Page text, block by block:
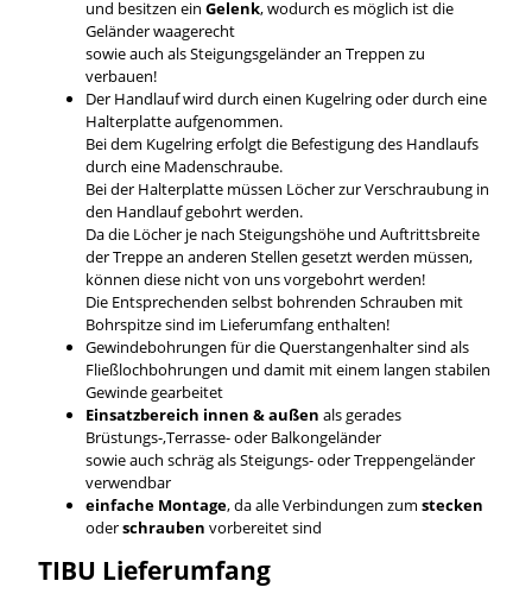
und besitzen ein Gelenk, wodurch es möglich ist die
Geländer waagerecht
sowie auch als Steigungsgeländer an Treppen zu
verbauen!
Der Handlauf wird durch einen Kugelring oder durch eine
Halterplatte aufgenommen.
Bei dem Kugelring erfolgt die Befestigung des Handlaufs
durch eine Madenschraube.
Bei der Halterplatte müssen Löcher zur Verschraubung in
den Handlauf gebohrt werden.
Da die Löcher je nach Steigungshöhe und Auftrittsbreite
der Treppe an anderen Stellen gesetzt werden müssen,
können diese nicht von uns vorgebohrt werden!
Die Entsprechenden selbst bohrenden Schrauben mit
Bohrspitze sind im Lieferumfang enthalten!
Gewindebohrungen für die Querstangenhalter sind als
Fließlochbohrungen und damit mit einem langen stabilen
Gewinde gearbeitet
Einsatzbereich innen & außen als gerades
Brüstungs-,Terrasse- oder Balkongeländer
sowie auch schräg als Steigungs- oder Treppengeländer
verwendbar
einfache Montage, da alle Verbindungen zum stecken
oderschrauben vorbereitet sind
TIBU Lieferumfang